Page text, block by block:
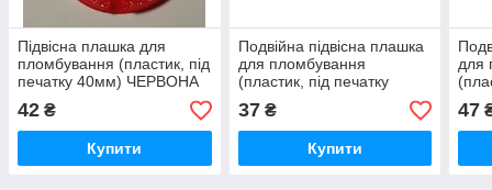
Підвісна плашка для
пломбування (пластик, під
печатку 40мм) ЧЕРВОНА
42 ₴
Купити
Подвійна підвісна плашка
для пломбування
(пластик, під печатку
28мм) БІЛО СИНЯ
37₴
Купити
для
47